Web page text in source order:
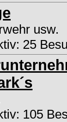
usw.
25
105